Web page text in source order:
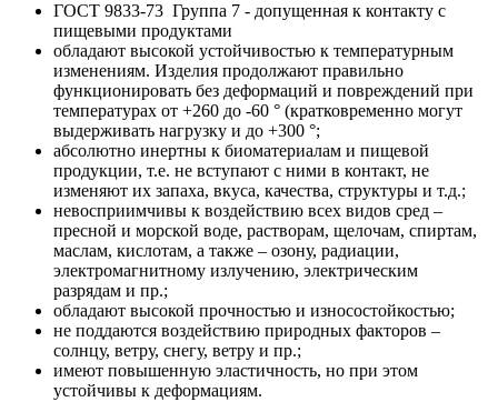
ГОСТ 9833-73 Группа 7 - допущенная к контакту с
пищевыми продуктами
обладают высокой устойчивостью к температурным
изменениям. Изделия продолжают правильно
функционировать без деформаций и повреждений при
температурах от +260 до -60 ° (кратковременно могут
выдерживать нагрузку и до +300 °;
абсолютно инертны к биоматериалам и пищевой
продукции, т.е. не вступают с ними в контакт, не
изменяют их запаха, вкуса, качества, структуры и т.д.;
невосприимчивы к воздействию всех видов сред –
пресной и морской воде, растворам, щелочам, спиртам,
маслам, кислотам, а также – озону, радиации,
электромагнитному излучению, электрическим
разрядам и пр.;
обладают высокой прочностью и износостойкостью;
не поддаются воздействию природных факторов –
солнцу, ветру, снегу, ветру и пр.;
имеют повышенную эластичность, но при этом
устойчивы к деформациям.